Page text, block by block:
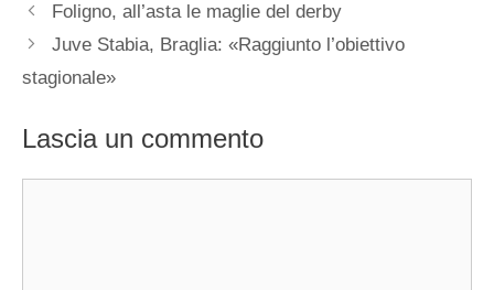
Foligno, all’asta le maglie del derby
Juve Stabia, Braglia: «Raggiunto l’obiettivo
stagionale»
Lascia un commento